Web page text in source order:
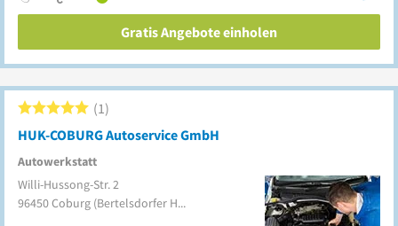
Gratis Angebote einholen
HUK-COBURG Autoservice GmbH
Autowerkstatt
1
Willi-Hussong-Str. 2
96450Coburg (Bertelsdorfer Höhe)